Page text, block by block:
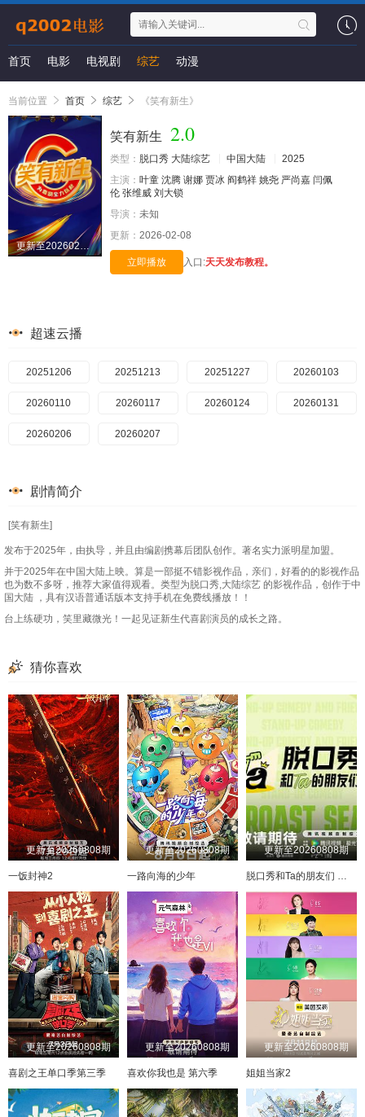
首页 电影 电视剧 综艺 动漫
当前位置 首页 综艺 《笑有新生》
更新至20260207期
笑有新生 2.0
类型： 脱口秀 大陆综艺 中国大陆
2025
主演： 叶童 沈腾 谢娜 贾冰 阎鹤祥 姚尧 严尚嘉 闫佩
伦 张维威 刘大锁
导演： 未知
更新： 2026-02-08
立即播放 入口:天天发布教程。
超速云播
20251206 20251213 20251227 20260103
20260110 20260117 20260124 20260131
20260206 20260207
剧情简介
[笑有新生]
发布于2025年，由执导，并且由编剧携幕后团队创作。著名实力派明星加盟。
并于2025年在中国大陆上映。算是一部挺不错影视作品，亲们，好看的的影视作品
也为数不多呀，推荐大家值得观看。类型为脱口秀,大陆综艺 的影视作品，创作于中
国大陆 ，具有汉语普通话版本支持手机在免费线播放！！
台上练硬功，笑里藏微光！一起见证新生代喜剧演员的成长之路。
猜你喜欢
更新至20260808期
一饭封神2
更新至20260808期
一路向海的少年
更新至20260808期
脱口秀和Ta的朋友们 第三季
更新至20260808期
喜剧之王单口季第三季
更新至20260808期
喜欢你我也是 第六季
更新至20260808期
姐姐当家2